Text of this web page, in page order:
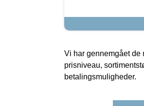
Vi har gennemgået de
prisniveau,
betalingsmuligheder.